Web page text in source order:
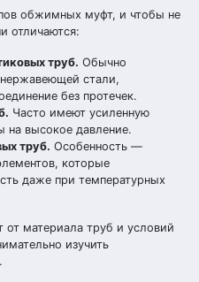
обжимных муфт, и чтобы не
отличаются:
труб. Обычно
стали,
без протечек.
Часто имеют усиленную
на высокое давление.
труб. Особенность —
которые
даже при температурных
от материала труб и условий
изучить